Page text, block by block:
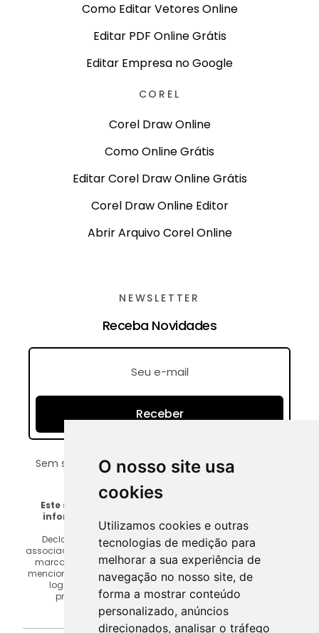
O nosso site usa
cookies
Utilizamos cookies e outras
tecnologias de medição para
melhorar a sua experiência de
navegação no nosso site, de
forma a mostrar conteúdo
personalizado, anúncios
direcionados, analisar o tráfego
Como Editar Vetores Online
Editar PDF Online Grátis
Editar Empresa no Google
COREL
Corel Draw Online
Como Online Grátis
Editar Corel Draw Online Grátis
Corel Draw Online Editor
Abrir Arquivo Corel Online
NEWSLETTER
Receba Novidades
Receber
Sem spam. Apenas emails sobre edição online.
Este site é um recurso independente que oferece
informações sobre edição online e ferramentas
relacionadas.
Declaramos expressamente que não temos afiliação,
associação, endosso ou qualquer forma de relação com as
marcas, empresas ou desenvolvedores das ferramentas
mencionadas em nosso site. Todas as marcas comerciais,
logotipos e nomes de produtos mencionados são
propriedade de seus respectivos donos. Somos
absolutamente contra a pirataria.